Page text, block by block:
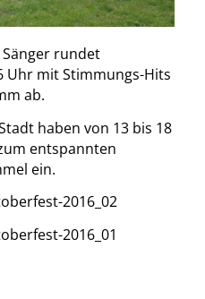
rundet
Uhr mit Stimmungs-Hits
ab.
haben von 13 bis 18
entspannten
ein.